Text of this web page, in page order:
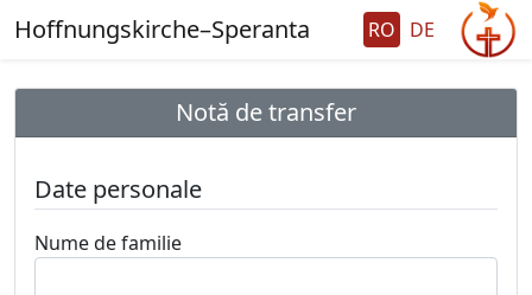
Hoffnungskirche–Speranta RO DE
Notă de transfer
Date personale
Nume de familie